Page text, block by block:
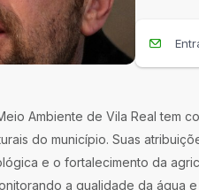
Ambiente de Vila Real tem
do município. Suas
e o fortalecimento da
a qualidade da água